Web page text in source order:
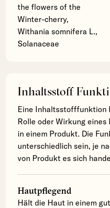
the flowers of the
Winter-cherry,
Withania somnifera L.,
Solanaceae
Inhaltsstoff
Eine Inhaltsstofffunktion
Rolle oder Wirkung
in einem Produkt. Die
unterschiedlich sein, je
von Produkt es sich
Hautpflegend
Hält die Haut in einem